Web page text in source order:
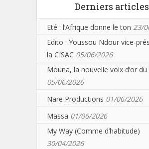
Derniers articles
Eté : l’Afrique donne le ton 23/
Edito : Youssou Ndour vice-
la CISAC 05/06/2026
Mouna, la nouvelle voix d’or du
05/06/2026
Nare Productions 01/06/2026
Massa 01/06/2026
My Way (Comme d’habitude)
30/04/2026